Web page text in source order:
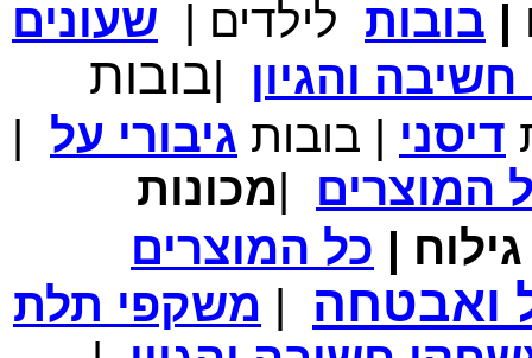
₪700.00 מחיר שוק
₪339.00 המחיר שלך
משלוח חינם
עיטור פרחוני
₪150.00 מחיר שוק
₪104.00 המחיר כולל משלוח :
נרתיק עור יוקרתי עבור אייפוד וידאו 60GB\80GB \שחור
| בובות לילדים |
שעונים
והגיון
|בובות
דיסני | בובות גיבורי על
|
המוצרים |מכונות
| כל המוצרים
ואבטחה | משקפי תלת